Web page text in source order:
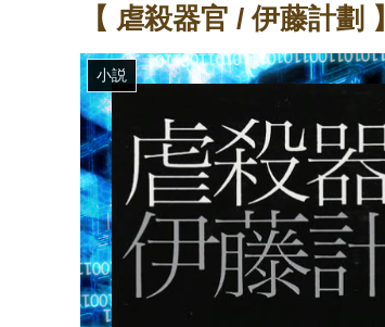
【 虐殺器官 / 伊藤計劃 】
小説